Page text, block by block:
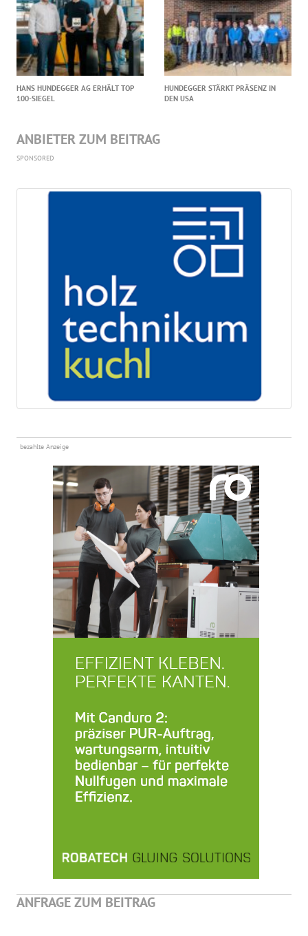
HANS HUNDEGGER AG ERHÄLT TOP
100-SIEGEL
HUNDEGGER STÄRKT PRÄSENZ IN
DEN USA
ANBIETER ZUM BEITRAG
SPONSORED
bezahlte Anzeige
ANFRAGE ZUM BEITRAG